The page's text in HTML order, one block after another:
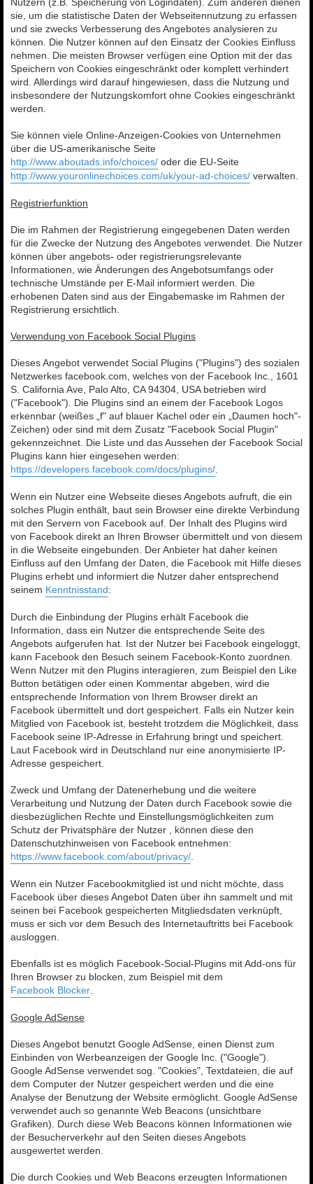
Nutzern (z.B. Speicherung von Logindaten). Zum anderen dienen
sie, um die statistische Daten der Webseitennutzung zu erfassen
und sie zwecks Verbesserung des Angebotes analysieren zu
können. Die Nutzer können auf den Einsatz der Cookies Einfluss
nehmen. Die meisten Browser verfügen eine Option mit der das
Speichern von Cookies eingeschränkt oder komplett verhindert
wird. Allerdings wird darauf hingewiesen, dass die Nutzung und
insbesondere der Nutzungskomfort ohne Cookies eingeschränkt
werden.
Sie können viele Online-Anzeigen-Cookies von Unternehmen
über die US-amerikanische Seite
http://www.aboutads.info/choices/ oder die EU-Seite
http://www.youronlinechoices.com/uk/your-ad-choices/ verwalten.
Registrierfunktion
Die im Rahmen der Registrierung eingegebenen Daten werden
für die Zwecke der Nutzung des Angebotes verwendet. Die Nutzer
können über angebots- oder registrierungsrelevante
Informationen, wie Änderungen des Angebotsumfangs oder
technische Umstände per E-Mail informiert werden. Die
erhobenen Daten sind aus der Eingabemaske im Rahmen der
Registrierung ersichtlich.
Verwendung von Facebook Social Plugins
Dieses Angebot verwendet Social Plugins ("Plugins") des sozialen
Netzwerkes facebook.com, welches von der Facebook Inc., 1601
S. California Ave, Palo Alto, CA 94304, USA betrieben wird
("Facebook"). Die Plugins sind an einem der Facebook Logos
erkennbar (weißes „f" auf blauer Kachel oder ein „Daumen hoch"-
Zeichen) oder sind mit dem Zusatz "Facebook Social Plugin"
gekennzeichnet. Die Liste und das Aussehen der Facebook Social
Plugins kann hier eingesehen werden:
https://developers.facebook.com/docs/plugins/.
Wenn ein Nutzer eine Webseite dieses Angebots aufruft, die ein
solches Plugin enthält, baut sein Browser eine direkte Verbindung
mit den Servern von Facebook auf. Der Inhalt des Plugins wird
von Facebook direkt an Ihren Browser übermittelt und von diesem
in die Webseite eingebunden. Der Anbieter hat daher keinen
Einfluss auf den Umfang der Daten, die Facebook mit Hilfe dieses
Plugins erhebt und informiert die Nutzer daher entsprechend
seinem Kenntnisstand:
Durch die Einbindung der Plugins erhält Facebook die
Information, dass ein Nutzer die entsprechende Seite des
Angebots aufgerufen hat. Ist der Nutzer bei Facebook eingeloggt,
kann Facebook den Besuch seinem Facebook-Konto zuordnen.
Wenn Nutzer mit den Plugins interagieren, zum Beispiel den Like
Button betätigen oder einen Kommentar abgeben, wird die
entsprechende Information von Ihrem Browser direkt an
Facebook übermittelt und dort gespeichert. Falls ein Nutzer kein
Mitglied von Facebook ist, besteht trotzdem die Möglichkeit, dass
Facebook seine IP-Adresse in Erfahrung bringt und speichert.
Laut Facebook wird in Deutschland nur eine anonymisierte IP-
Adresse gespeichert.
Zweck und Umfang der Datenerhebung und die weitere
Verarbeitung und Nutzung der Daten durch Facebook sowie die
diesbezüglichen Rechte und Einstellungsmöglichkeiten zum
Schutz der Privatsphäre der Nutzer , können diese den
Datenschutzhinweisen von Facebook entnehmen:
https://www.facebook.com/about/privacy/.
Wenn ein Nutzer Facebookmitglied ist und nicht möchte, dass
Facebook über dieses Angebot Daten über ihn sammelt und mit
seinen bei Facebook gespeicherten Mitgliedsdaten verknüpft,
muss er sich vor dem Besuch des Internetauftritts bei Facebook
ausloggen.
Ebenfalls ist es möglich Facebook-Social-Plugins mit Add-ons für
Ihren Browser zu blocken, zum Beispiel mit dem
Facebook Blocker.
Google AdSense
Dieses Angebot benutzt Google AdSense, einen Dienst zum
Einbinden von Werbeanzeigen der Google Inc. ("Google").
Google AdSense verwendet sog. "Cookies", Textdateien, die auf
dem Computer der Nutzer gespeichert werden und die eine
Analyse der Benutzung der Website ermöglicht. Google AdSense
verwendet auch so genannte Web Beacons (unsichtbare
Grafiken). Durch diese Web Beacons können Informationen wie
der Besucherverkehr auf den Seiten dieses Angebots
ausgewertet werden.
Die durch Cookies und Web Beacons erzeugten Informationen